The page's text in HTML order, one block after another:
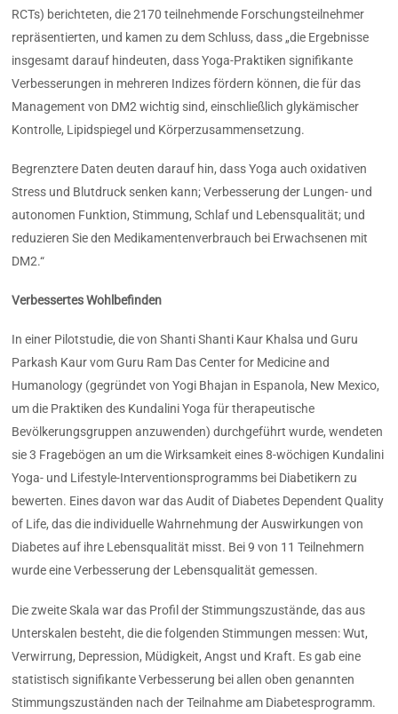
RCTs) berichteten, die 2170 teilnehmende Forschungsteilnehmer
repräsentierten, und kamen zu dem Schluss, dass „die Ergebnisse
insgesamt darauf hindeuten, dass Yoga-Praktiken signifikante
Verbesserungen in mehreren Indizes fördern können, die für das
Management von DM2 wichtig sind, einschließlich glykämischer
Kontrolle, Lipidspiegel und Körperzusammensetzung.
Begrenztere Daten deuten darauf hin, dass Yoga auch oxidativen
Stress und Blutdruck senken kann; Verbesserung der Lungen- und
autonomen Funktion, Stimmung, Schlaf und Lebensqualität; und
reduzieren Sie den Medikamentenverbrauch bei Erwachsenen mit
DM2.“
Verbessertes Wohlbefinden
In einer Pilotstudie, die von Shanti Shanti Kaur Khalsa und Guru
Parkash Kaur vom Guru Ram Das Center for Medicine and
Humanology (gegründet von Yogi Bhajan in Espanola, New Mexico,
um die Praktiken des Kundalini Yoga für therapeutische
Bevölkerungsgruppen anzuwenden) durchgeführt wurde, wendeten
sie 3 Fragebögen an um die Wirksamkeit eines 8-wöchigen Kundalini
Yoga- und Lifestyle-Interventionsprogramms bei Diabetikern zu
bewerten. Eines davon war das Audit of Diabetes Dependent Quality
of Life, das die individuelle Wahrnehmung der Auswirkungen von
Diabetes auf ihre Lebensqualität misst. Bei 9 von 11 Teilnehmern
wurde eine Verbesserung der Lebensqualität gemessen.
Die zweite Skala war das Profil der Stimmungszustände, das aus
Unterskalen besteht, die die folgenden Stimmungen messen: Wut,
Verwirrung, Depression, Müdigkeit, Angst und Kraft. Es gab eine
statistisch signifikante Verbesserung bei allen oben genannten
Stimmungszuständen nach der Teilnahme am Diabetesprogramm.